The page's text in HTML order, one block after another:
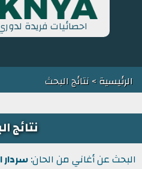
احصائيات فريدة
الرئيسية> نتائج البحث
نتائج
البحث عن أغاني من الحان:سردار